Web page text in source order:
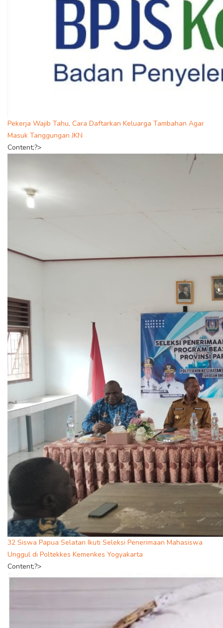
Pekerja Wajib Tahu, Cara Daftarkan Keluarga Tambahan Agar
Masuk Tanggungan JKN
Content;?>
32 Siswa Papua Selatan Ikuti Seleksi Penerimaan Mahasiswa
Unggul di Poltekkes Kemenkes Yogyakarta
Content;?>